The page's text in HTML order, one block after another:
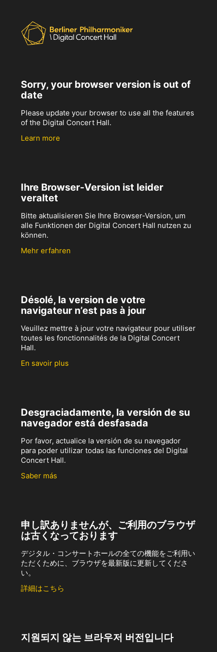
Sorry, your browser version is out of
date
Please update your browser to use all the features
of the Digital Concert Hall.
Learn more
Ihre Browser-Version ist leider
veraltet
Bitte aktualisieren Sie Ihre Browser-Version, um
alle Funktionen der Digital Concert Hall nutzen zu
können.
Mehr erfahren
Désolé, la version de votre
navigateur n’est pas à jour
Veuillez mettre à jour votre navigateur pour utiliser
toutes les fonctionnalités de la Digital Concert
Hall.
En savoir plus
Desgraciadamente, la versión de su
navegador está desfasada
Por favor, actualice la versión de su navegador
para poder utilizar todas las funciones del Digital
Concert Hall.
Saber más
申し訳ありませんが、ご利用のブラウザ
は古くなっております
デジタル・コンサートホールの全ての機能をご利用い
ただくために、ブラウザを最新版に更新してくださ
い。
詳細はこちら
지원되지 않는 브라우저 버전입니다